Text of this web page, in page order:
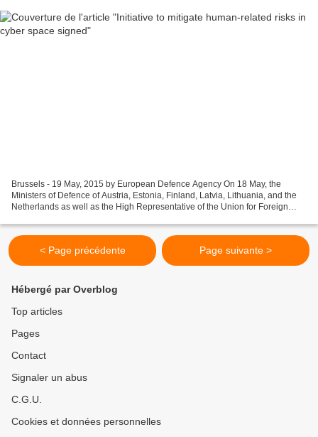
Brussels - 19 May, 2015 by European Defence Agency On 18 May, the
Ministers of Defence of Austria, Estonia, Finland, Latvia, Lithuania, and the
Netherlands as well as the High Representative of the Union for Foreign
< Page précédente Page suivante >
Hébergé par Overblog
Top articles
Pages
Contact
Signaler un abus
C.G.U.
Cookies et données personnelles